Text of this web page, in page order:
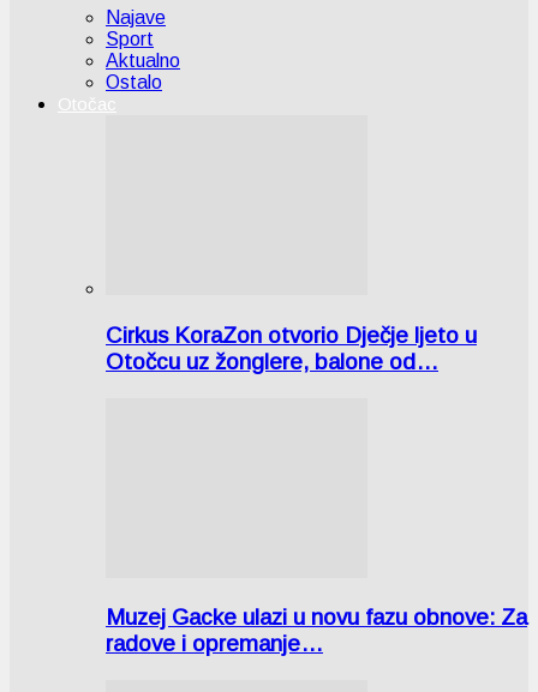
Najave
Sport
Aktualno
Ostalo
Otočac
Cirkus KoraZon otvorio Dječje ljeto u
Otočcu uz žonglere, balone od…
Muzej Gacke ulazi u novu fazu obnove: Za
radove i opremanje…